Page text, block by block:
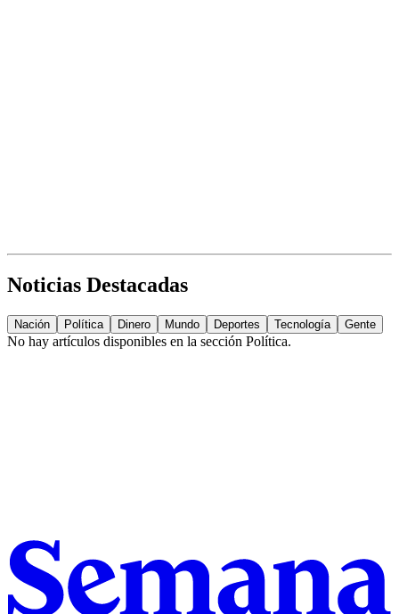
Noticias Destacadas
Nación Política Dinero Mundo Deportes Tecnología Gente
No hay artículos disponibles en la sección Política.